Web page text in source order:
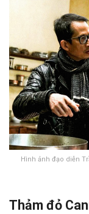
Hình ảnh đạo diễn
Thảm đỏ